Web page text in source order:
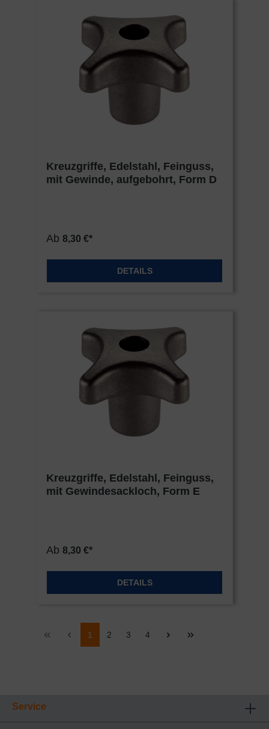
Kreuzgriffe, Edelstahl, Feinguss,
mit Gewinde, aufgebohrt, Form D
Ab 8,30 €*
DETAILS
Kreuzgriffe, Edelstahl, Feinguss,
mit Gewindesackloch, Form E
Ab 8,30 €*
DETAILS
1 2 3 4
Service